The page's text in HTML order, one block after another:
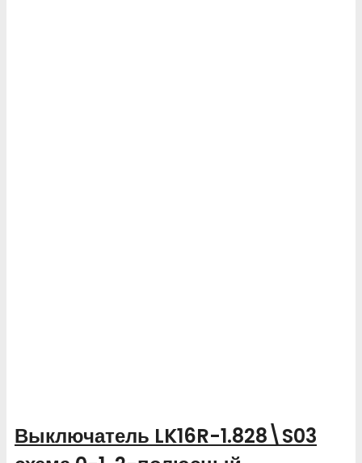
Выключатель LK16R-1.828\S03